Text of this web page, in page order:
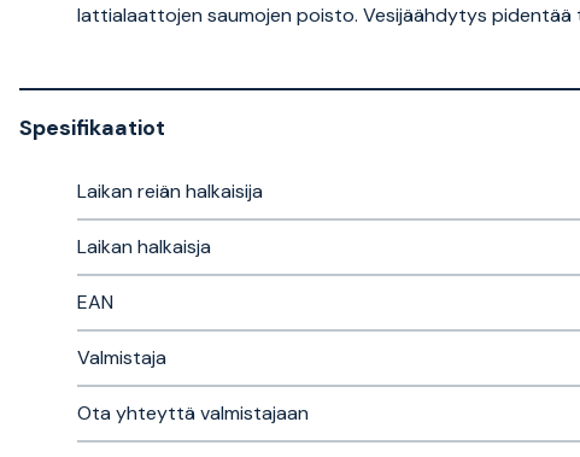
lattialaattojen saumojen poisto. Vesijäähdytys pidentää
Spesifikaatiot
Laikan reiän halkaisija
Laikan halkaisja
EAN
Valmistaja
Ota yhteyttä valmistajaan